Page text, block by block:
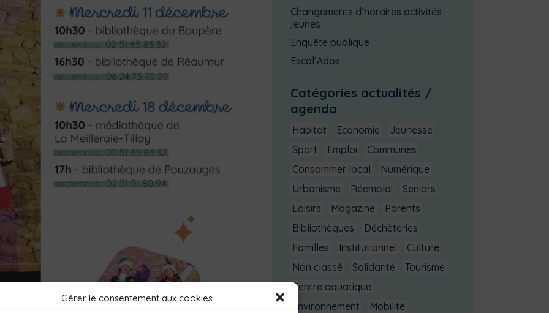
Gérer le consentement aux cookies
Changements d’horaires activités
jeunes
Enquête publique
Escal’Ados
Catégories actualités /
agenda
Habitat Economie
Jeunesse
Sport
Emploi
Communes
Consommer local
Numérique
Urbanisme
Réemploi
Seniors
Loisirs
Magazine
Parents
Bibliothèques
Déchèteries
Familles
Institutionnel
Culture
Non classé
Solidarité
Tourisme
Centre aquatique
Environnement
Mobilité